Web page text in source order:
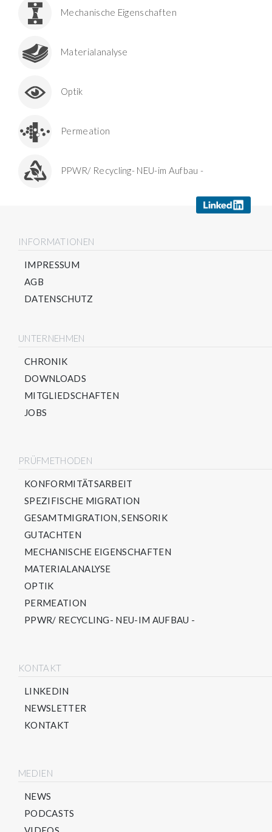
Mechanische Eigenschaften
Materialanalyse
Optik
Permeation
PPWR/ Recycling- NEU-im Aufbau -
INFORMATIONEN
IMPRESSUM
AGB
DATENSCHUTZ
UNTERNEHMEN
CHRONIK
DOWNLOADS
MITGLIEDSCHAFTEN
JOBS
PRÜFMETHODEN
KONFORMITÄTSARBEIT
SPEZIFISCHE MIGRATION
GESAMTMIGRATION, SENSORIK
GUTACHTEN
MECHANISCHE EIGENSCHAFTEN
MATERIALANALYSE
OPTIK
PERMEATION
PPWR/ RECYCLING- NEU-IM AUFBAU -
KONTAKT
LINKEDIN
NEWSLETTER
KONTAKT
MEDIEN
NEWS
PODCASTS